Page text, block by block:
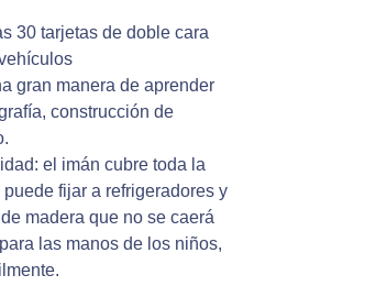
30 tarjetas de doble cara
gran manera de aprender
construcción de
el imán cubre toda la
fijar a refrigeradores y
madera que no se caerá
las manos de los niños,